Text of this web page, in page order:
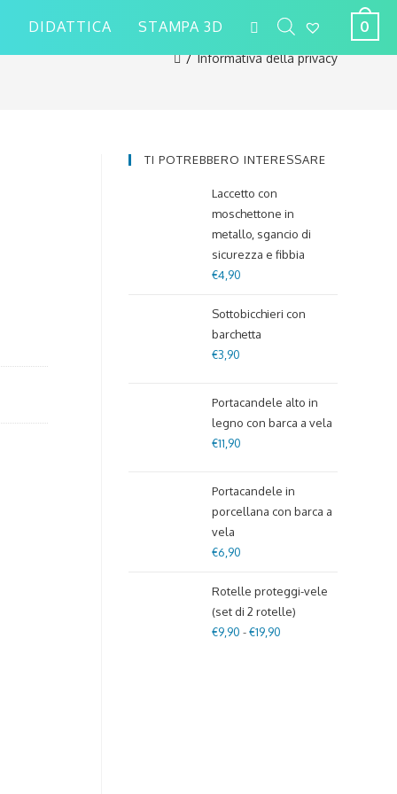
DIDATTICA STAMPA 3D 0
/ Informativa della privacy
TI POTREBBERO INTERESSARE
Laccetto con
moschettone in
metallo, sgancio di
sicurezza e fibbia
€4,90
Sottobicchieri con
barchetta
€3,90
Portacandele alto in
legno con barca a vela
€11,90
Portacandele in
porcellana con barca a
vela
€6,90
Rotelle proteggi-vele
(set di 2 rotelle)
€9,90 - €19,90Fascia